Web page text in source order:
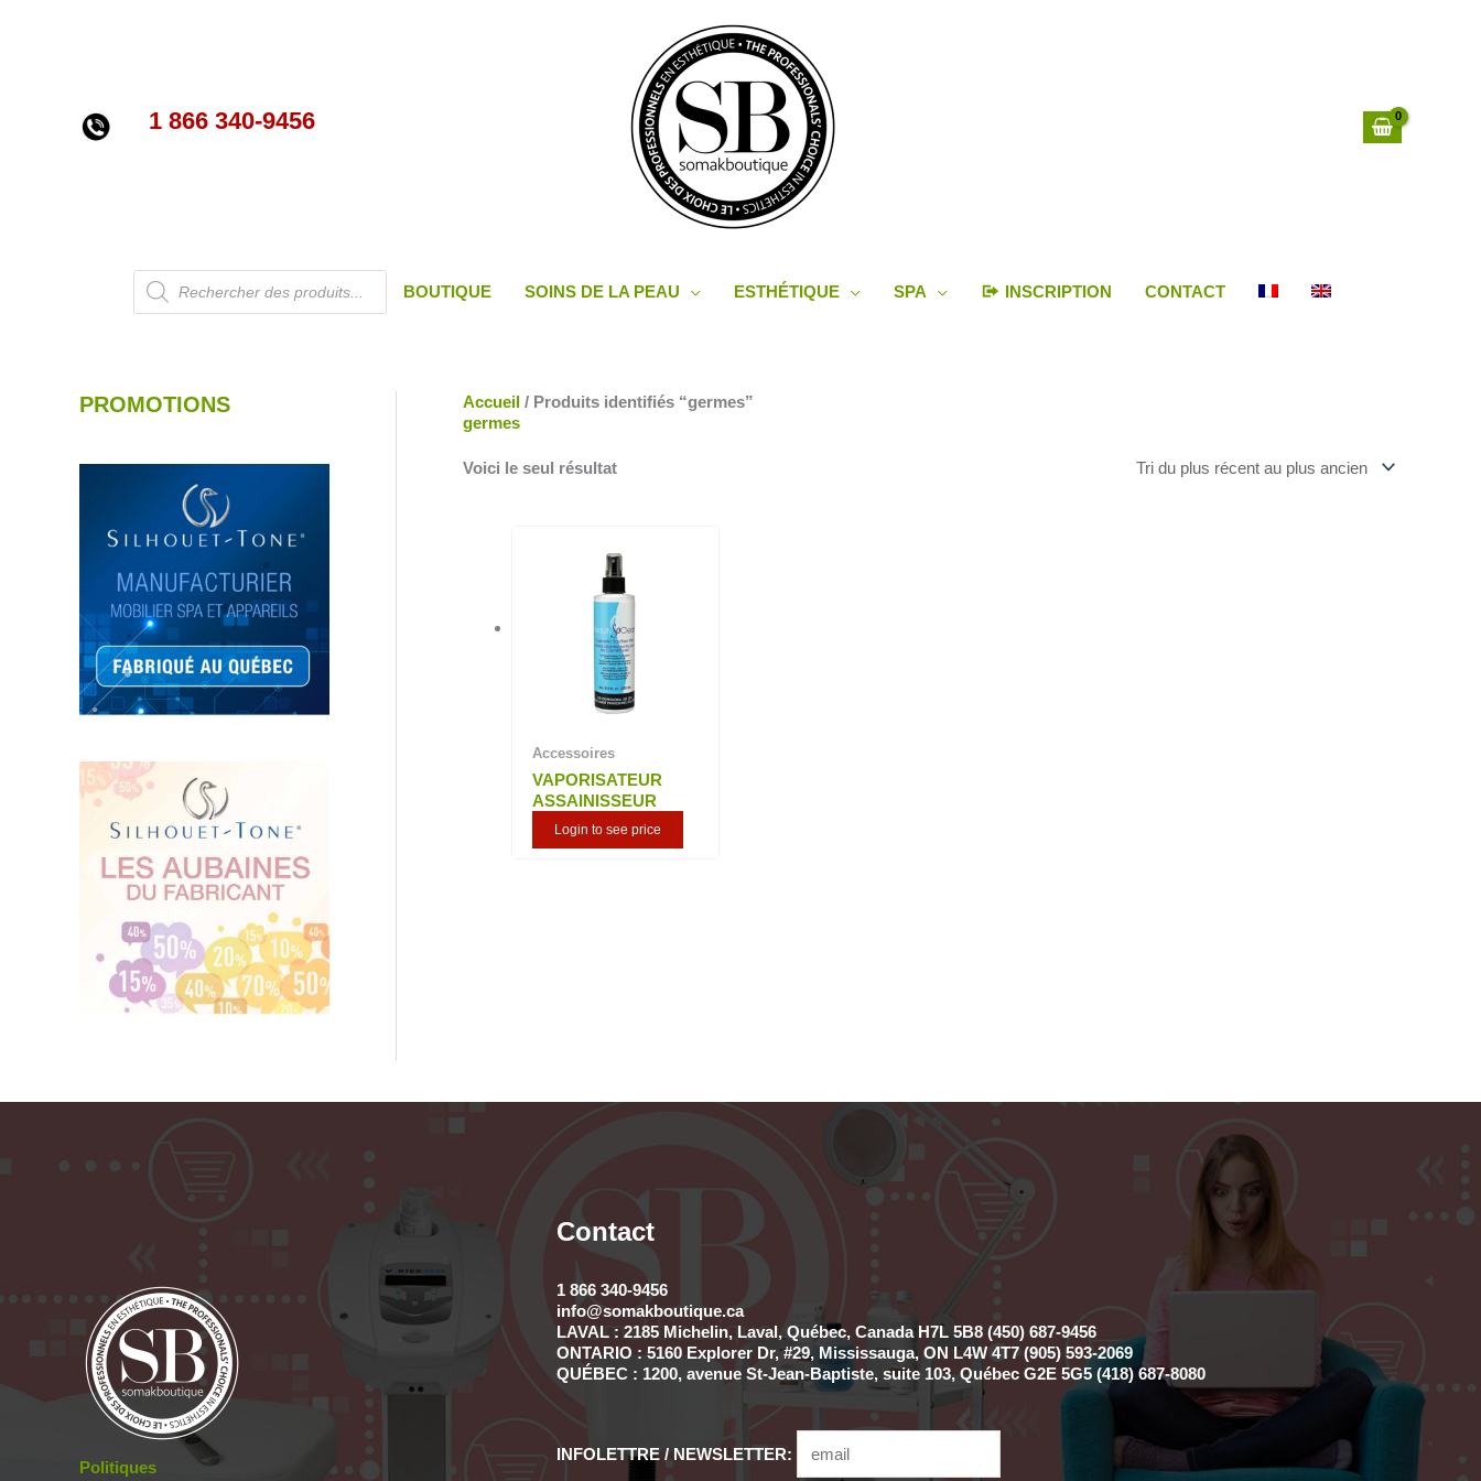
1 866 340-9456
Recherche
de
produits
BOUTIQUE SOINS DE LA PEAU ESTHÉTIQUE SPA INSCRIPTION CONTACT
PROMOTIONS Accueil / Produits identifiés “germes”
germes
Voici le seul résultat
Accessoires
VAPORISATEUR
ASSAINISSEUR
Login to see price
Politiques
Contact
1 866 340-9456
info@somakboutique.ca
LAVAL : 2185 Michelin, Laval, Québec, Canada H7L 5B8 (450) 687-9456
ONTARIO : 5160 Explorer Dr, #29, Mississauga, ON L4W 4T7 (905) 593-2069
QUÉBEC : 1200, avenue St-Jean-Baptiste, suite 103, Québec G2E 5G5 (418) 687-8080
INFOLETTRE / NEWSLETTER: